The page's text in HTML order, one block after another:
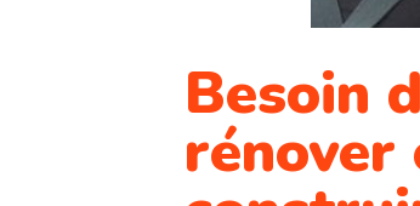
Besoin
rénover